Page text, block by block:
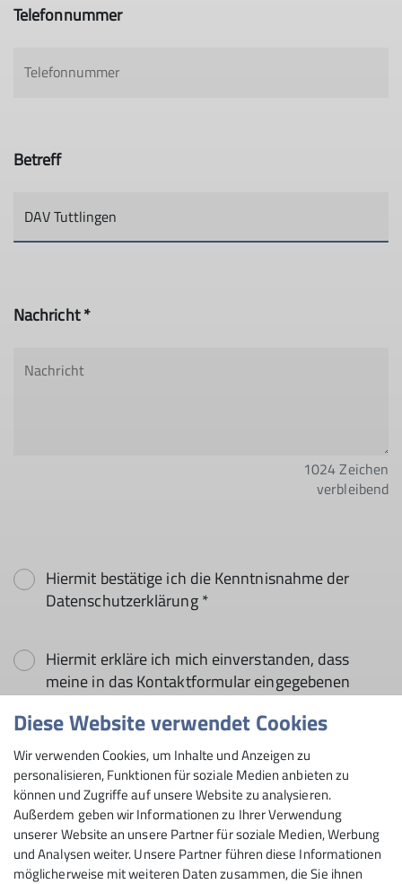
Telefonnummer
Betreff
Nachricht *
1024Zeichen
verbleibend
Hiermit bestätige ich die Kenntnisnahme der
Datenschutzerklärung *
Hiermit erkläre ich mich einverstanden, dass
meine in das Kontaktformular eingegebenen
Kontaktaufnahme verarbeitet und genutzt
werden. Mir ist bekannt, dass ich meine
Einwilligung jederzeit wiederrufen kann. *
Mit (*) markierte Felder
sind Pflichtfelder
Absenden
Diese Website verwendet Cookies
Wir verwenden Cookies, um Inhalte und Anzeigen zu
personalisieren, Funktionen für soziale Medien anbieten zu
können und Zugriffe auf unsere Website zu analysieren.
Außerdem geben wir Informationen zu Ihrer Verwendung
unserer Website an unsere Partner für soziale Medien, Werbung
und Analysen weiter. Unsere Partner führen diese Informationen
möglicherweise mit weiteren Daten zusammen, die Sie ihnen